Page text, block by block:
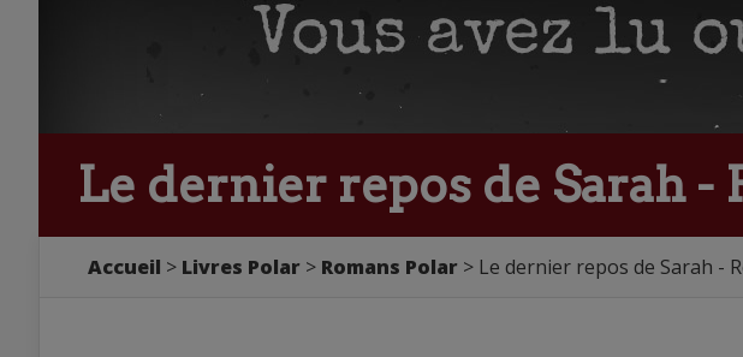
Le dernier repos de Sarah -
Accueil Livres Polar Romans Polar Le dernier repos de Sarah -